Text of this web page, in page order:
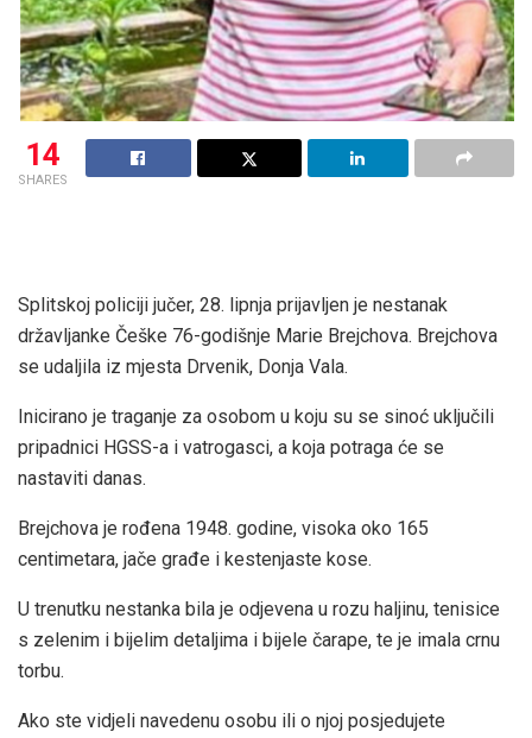
14
SHARES
Splitskoj policiji jučer, 28. lipnja prijavljen je nestanak
državljanke Češke 76-godišnje Marie Brejchova. Brejchova
se udaljila iz mjesta Drvenik, Donja Vala.
Inicirano je traganje za osobom u koju su se sinoć uključili
pripadnici HGSS-a i vatrogasci, a koja potraga će se
nastaviti danas.
Brejchova je rođena 1948. godine, visoka oko 165
centimetara, jače građe i kestenjaste kose.
U trenutku nestanka bila je odjevena u rozu haljinu, tenisice
s zelenim i bijelim detaljima i bijele čarape, te je imala crnu
torbu.
Ako ste vidjeli navedenu osobu ili o njoj posjedujete